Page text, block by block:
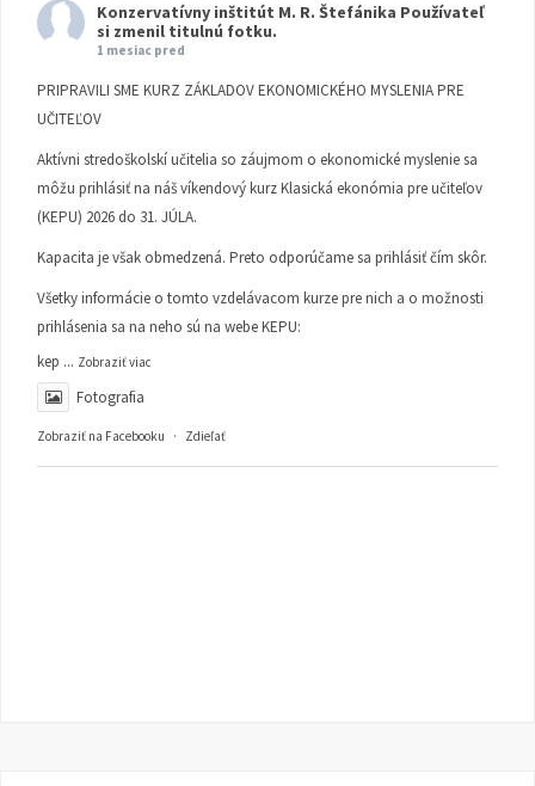
Konzervatívny inštitút M. R. Štefánika Používateľ
si zmenil titulnú fotku.
1 mesiac pred
PRIPRAVILI SME KURZ ZÁKLADOV EKONOMICKÉHO MYSLENIA PRE
UČITEĽOV
Aktívni stredoškolskí učitelia so záujmom o ekonomické myslenie sa
môžu prihlásiť na náš víkendový kurz Klasická ekonómia pre učiteľov
(KEPU) 2026 do 31. JÚLA.
Kapacita je však obmedzená. Preto odporúčame sa prihlásiť čím skôr.
Všetky informácie o tomto vzdelávacom kurze pre nich a o možnosti
prihlásenia sa na neho sú na webe KEPU:
kep ... Zobraziť viac
Fotografia
Zobraziť na Facebooku · Zdieľať